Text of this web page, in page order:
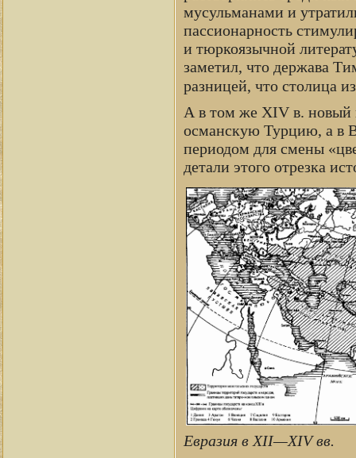
мусульманами и
пассионарность
и тюркоязычной
заметил, что держава
разницей, что столица
А в том же XIV в. новый
османскую Турцию, а в
периодом для смены
детали этого отрезка
Евразия в XII—XIV вв.